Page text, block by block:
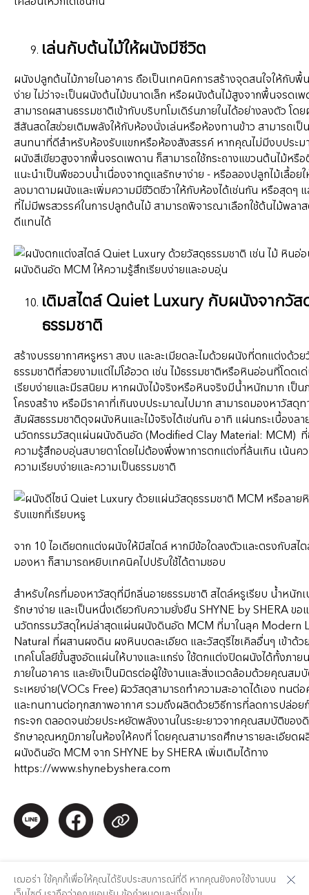
เล่นกับต้นไม้ให้ผนังมีชีวิต
ผนังปลูกต้นไม้ภายในอาคาร ถือเป็นเทคนิคการสร้างจุดสนใจให้กับพื้
ง่าย ไม่ว่าจะเป็นผนังต้นไม้ขนาดเล็ก หรือผนังต้นไม้สูงจากพื้นจรดเ
สามารถผสานธรรมชาติเข้ากับบริบทโมเดิร์นภายในได้อย่างลงตัว โด
สีสันสดใสช่วยเติมพลังให้กับห้องนั่งเล่นหรือห้องทานข้าว สามารถเป็
สนทนาที่ดีสำหรับห้องรับแขกหรือห้องสังสรรค์ หากคุณไม่มีงบประ
ผนังสีเขียวสูงจากพื้นจรดเพดาน ก็สามารถใช้กระถางแขวนต้นไม้หรื
แนะนำเป็นพืชอวบน้ำเนื่องจากดูแลรักษาง่าย - หรือลองปลูกไม้เลื้อย
ลงมาตามผนังและเพิ่มความมีชีวิตชีวาให้กับห้องได้เช่นกัน หรือสุดๆ
ที่ไม่มีพรสวรรค์ในการปลูกต้นไม้ สามารถพิจารณาเลือกใช้ต้นไม้พล
ดีแทนได้
เติมสไตล์ Quiet Luxury กับผนังจากวัส
ธรรมชาติ
สร้างบรรยากาศหรูหรา สงบ และละเมียดละไมด้วยผนังที่ตกแต่งด้วย
ธรรมชาติที่สวยงามแต่ไม่โอ้อวด เช่น ไม้ธรรมชาติหรือหินอ่อนที่โดดเ
เรียบง่ายและมีรสนิยม หากผนังไม้จริงหรือหินจริงมีน้ำหนักมาก เป็น
โครงสร้าง หรือมีราคาที่เกินงบประมาณไปมาก สามารถมองหาวัสดุท
สัมผัสธรรมชาติดุจผนังหินและไม้จริงได้เช่นกัน อาทิ แผ่นกระเบื้องล
นวัตกรรมวัสดุแผ่นผนังดินอัด (Modified Clay Material: MCM) ที่
ความรู้สึกอบอุ่นสบายตาโดยไม่ต้องพึ่งพาการตกแต่งที่ล้นเกิน เน้นค
ความเรียบง่ายและความเป็นธรรมชาติ
จาก 10 ไอเดียตกแต่งผนังให้มีสไตล์ หากมีข้อใดลงตัวและตรงกับส
มองหา ก็สามารถหยิบเทคนิคไปปรับใช้ได้ตามชอบ
สำหรับใครที่มองหาวัสดุที่มีกลิ่นอายธรรมชาติ สไตล์หรูเรียบ น้ำหนัก
รักษาง่าย และเป็นหนึ่งเดียวกับความยั่งยืน SHYNE by SHERA ขอ
นวัตกรรมวัสดุใหม่ล่าสุดแผ่นผนังดินอัด MCM ที่มาในลุค Modern
Natural ที่ผสานผงดิน ผงหินบดละเอียด และวัสดุรีไซเคิลอื่นๆ เข้าด้ว
เทคโนโลยีขั้นสูงอัดแผ่นให้บางและแกร่ง ใช้ตกแต่งปิดผนังได้ทั้งภาย
ภายในอาคาร และยังเป็นมิตรต่อผู้ใช้งานและสิ่งแวดล้อมด้วยคุณสม
ระเหยง่าย(VOCs Free) ผิววัสดุสามารถทำความสะอาดได้เอง ทนต่
และทนทานต่อทุกสภาพอากาศ รวมถึงผลิตด้วยวิธีการที่ลดการปล่อย
กระจก ตลอดจนช่วยประหยัดพลังงานในระยะยาวจากคุณสมบัติของ
รักษาอุณหภูมิภายในห้องให้คงที่ โดยคุณสามารถศึกษารายละเอียด
ผนังดินอัด MCM จาก SHYNE by SHERA เพิ่มเติมได้ทาง
https://www.shynebyshera.com
เฌอร่า ใช้คุกกี้เพื่อให้คุณได้รับประสบการณ์ที่ดี หากคุณยังคงใช้งานบน